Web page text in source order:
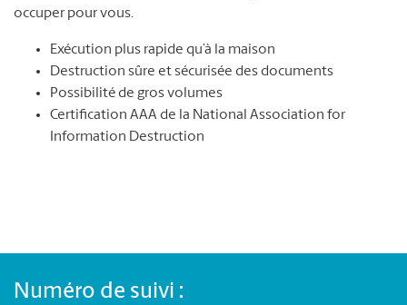
occuper pour vous.
Exécution plus rapide qu’à la maison
Destruction sûre et sécurisée des documents
Possibilité de gros volumes
Certification AAA de la National Association for
Information Destruction
Numéro de suivi :